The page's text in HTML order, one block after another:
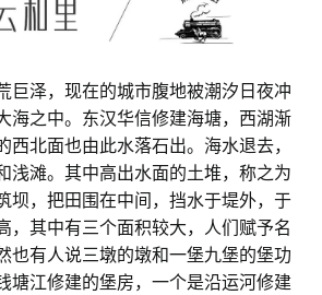
巨泽，现在的城市腹地被潮汐日夜冲
海之中。东汉华信修建海塘，西湖渐
西北面也由此水落石出。海水退去，
浅滩。其中高出水面的土堆，称之为
坝，把田围在中间，挡水于堤外，于
，其中有三个面积较大，人们赋予名
也有人说三墩的墩和一堡九堡的堡功
塘江修建的堡房，一个是沿运河修建